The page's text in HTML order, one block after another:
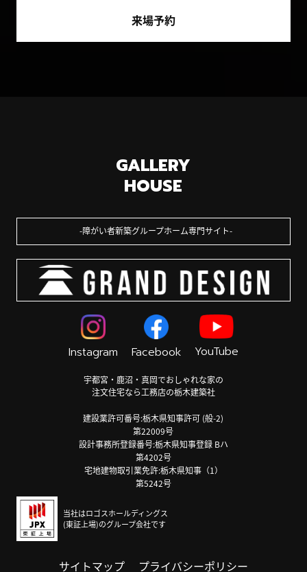
来場予約
GALLERY
HOUSE
障がい者新築グループホーム専門サイト
Instagram Facebook YouTube
宇都宮・鹿沼・真岡でおしゃれな家の
注文住宅なら工務店の栃木建築社
建設業許可番号:栃木県知事許可 (般-2)
第22009号
設計事務所登録番号:栃木県知事登録 Bハ
第4202号
宅地建物取引業免許:栃木県知事（1）
第5242号
当社はロゴスホールディングス
(東証上場)のグループ会社です
サイトマップ プライバシーポリシー